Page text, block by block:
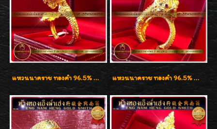
แหวนนาคราช ทองคำ 96.5% น้ำหนัก 15.6g งานดีไซน์สวยๆค่ะ แหวนนาคราช ทองคำ 96.5% น้ำหนัก 21.2g งานดีไซน์สวยมากๆค่ะ